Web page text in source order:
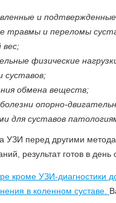
и
травмы и переломы
физические
суставов;
обмена веществ;
опорно-
для суставов
УЗИ перед другими
результат готов в день
кроме УЗИ-диагностики
в коленном суставе.